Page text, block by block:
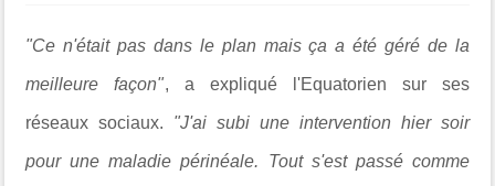
"Ce n'était pas dans le plan mais ça a été géré de la
meilleure façon", a expliqué l'Equatorien sur ses
réseaux sociaux. "J'ai subi une intervention hier soir
pour une maladie périnéale. Tout s'est passé comme